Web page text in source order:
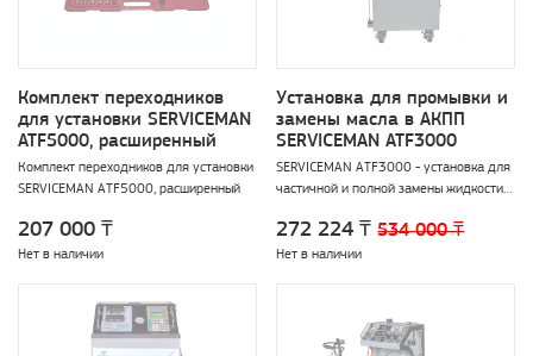
Комплект переходников
для установки SERVICEMAN
ATF5000, расширенный
Комплект переходников для установки
SERVICEMAN ATF5000, расширенный
207 000 ₸
Нет в наличии
Установка для промывки и
замены масла в АКПП
SERVICEMAN ATF3000
SERVICEMAN ATF3000 - установка для
частичной и полной замены жидкости в
и грузовых авто, спецтехники,
автобусов.
272 224 ₸534 000 ₸
Нет в наличии